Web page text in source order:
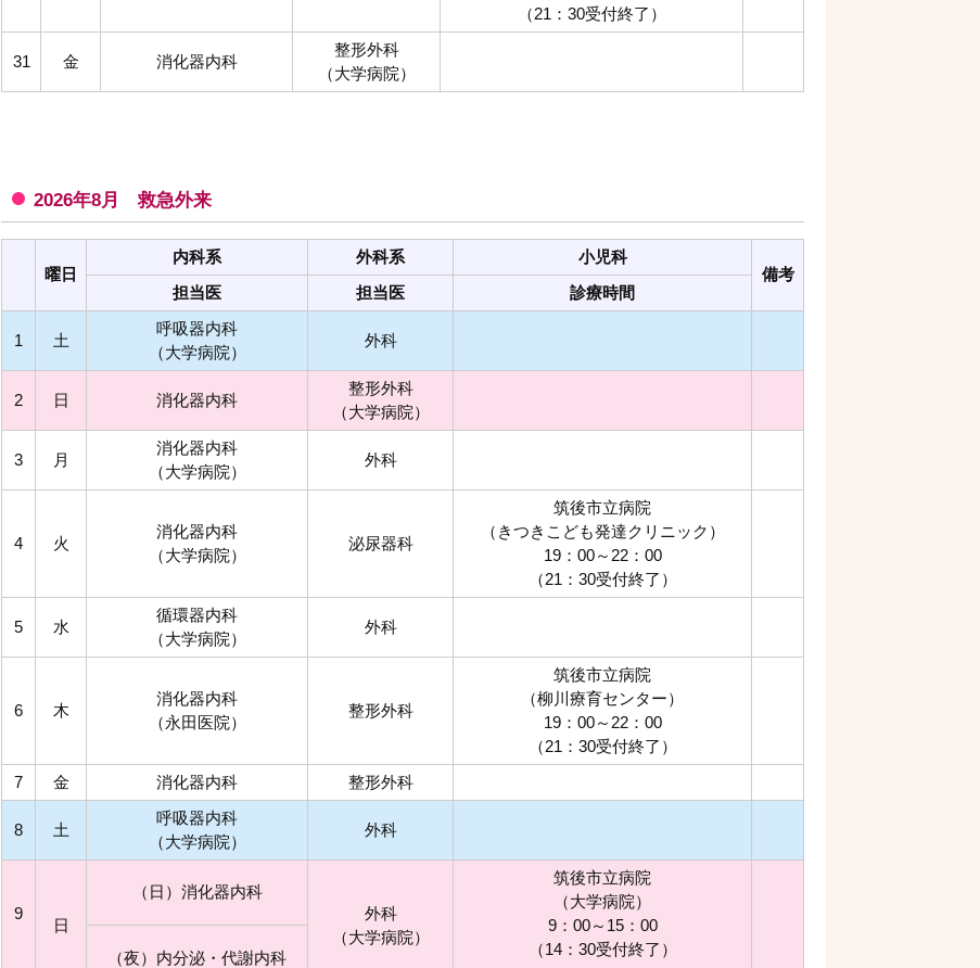
（21：30受付終了）
31 金 消化器内科
整形外科
（大学病院）
2026年8月 救急外来
曜日
内科系 外科系
小児科
備考
担当医
担当医 診療時間
1 土
呼吸器内科
（大学病院）
外科
2 日 消化器内科
整形外科
（大学病院）
3 月
消化器内科
（大学病院）
外科
4 火
消化器内科
（大学病院）
泌尿器科
筑後市立病院
（きつきこども発達クリニック）
19：00～22：00
（21：30受付終了）
5 水
循環器内科
（大学病院）
外科
6 木
消化器内科
（永田医院）
整形外科
筑後市立病院
（柳川療育センター）
19：00～22：00
（21：30受付終了）
7
金 消化器内科 整形外科
8 土
呼吸器内科
（大学病院）
外科
9
日
（日）消化器内科
外科
（大学病院）
筑後市立病院
（大学病院）
9：00～15：00
（14：30受付終了）
（夜） 内分泌・代謝内科